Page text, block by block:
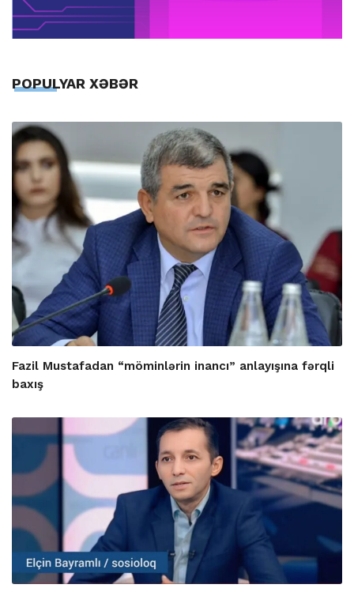
POPULYAR XƏBƏR
Fazil Mustafadan “möminlərin inancı” anlayışına fərqli
baxış